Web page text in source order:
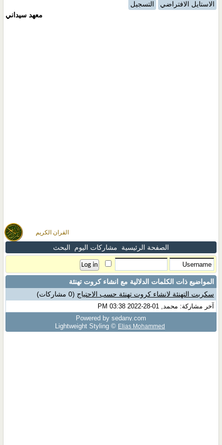
القران الكريم
الاستايل الافتراضي
التسجيل
معهد سيداني
الصفحة الرئيسية مشاركات اليوم البحث
المواضيع ذات الكلمات الدلالية مع انشاء كروت تهنئة
سكربت التهنئة لانشاء كروت تهنئة حسب الاحتياج (0 مشاركات)
آخر مشاركة: محمد, 01-28-2022 03:38 PM
Powered by sedany.com
Lightweight Styling © Elias Mohammed